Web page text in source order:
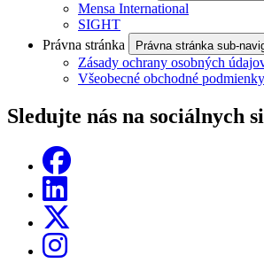
Mensa International
SIGHT
Právna stránka
Právna stránka sub-
Zásady ochrany osobných
Všeobecné obchodné
Sledujte nás na sociálnych